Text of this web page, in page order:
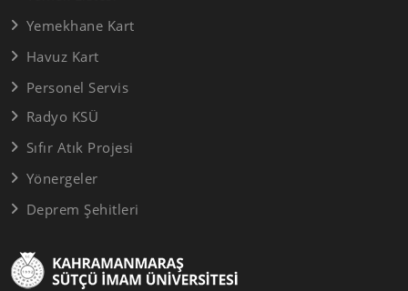
Yemekhane Kart
Havuz Kart
Personel Servis
Radyo KSÜ
Sıfır Atık Projesi
Yönergeler
Deprem Şehitleri